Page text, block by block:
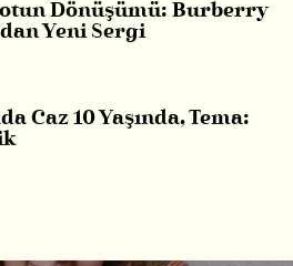
Dönüşümü: Burberry
Yeni Sergi
Caz 10 Yaşında, Tema: